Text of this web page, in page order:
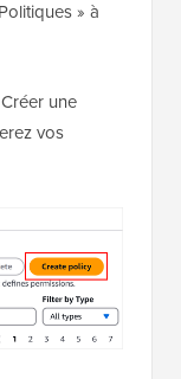
» à
une
vos